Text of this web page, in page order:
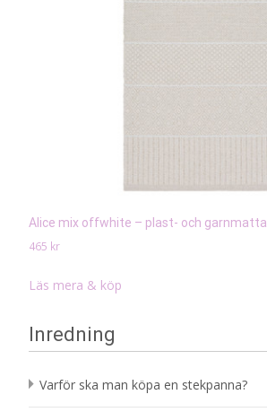
Alice mix offwhite – plast- och garnmatta
465 kr
Läs mera & köp
Inredning
Varför ska man köpa en stekpanna?